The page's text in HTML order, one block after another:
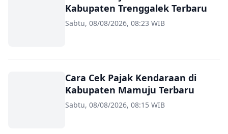
Kabupaten Trenggalek Terbaru
Sabtu, 08/08/2026, 08:23 WIB
Cara Cek Pajak Kendaraan di
Kabupaten Mamuju Terbaru
Sabtu, 08/08/2026, 08:15 WIB